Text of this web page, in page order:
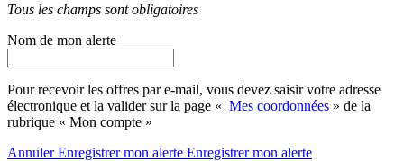
Tous les champs sont obligatoires
Nom de mon alerte
Pour recevoir les offres par e-mail, vous devez saisir votre adresse
électronique et la valider sur la page « Mes coordonnées » de la
rubrique « Mon compte »
AnnulerEnregistrer mon alerte Enregistrermon alerte